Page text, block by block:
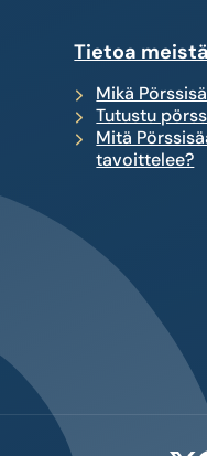
Tietoa meistä
Mikä
Tutustu
Mitä
tavoittelee?